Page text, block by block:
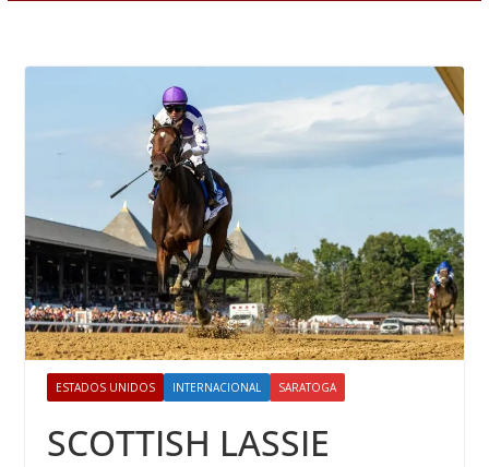
ESTADOS UNIDOS INTERNACIONAL SARATOGA
SCOTTISH LASSIE